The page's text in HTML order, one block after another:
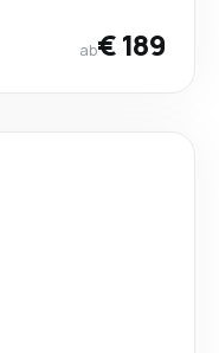
ab€ 189